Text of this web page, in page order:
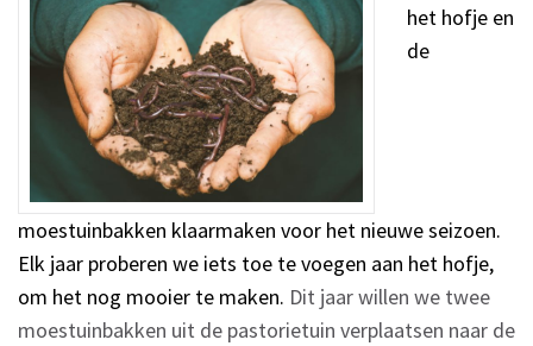
het hofje en
de
moestuinbakken klaarmaken voor het nieuwe seizoen.
Elk jaar proberen we iets toe te voegen aan het hofje,
om het nog mooier te maken. Dit jaar willen we twee
moestuinbakken uit de pastorietuin verplaatsen naar de